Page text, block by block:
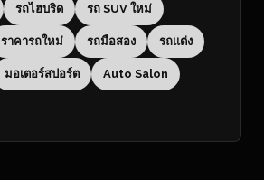
รถไฮบริด รถ SUV ใหม่
ราคารถใหม่ รถมือสอง รถแต่ง
มอเตอร์สปอร์ต Auto Salon